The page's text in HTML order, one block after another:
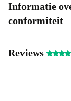
Informatie
conformiteit
Reviews